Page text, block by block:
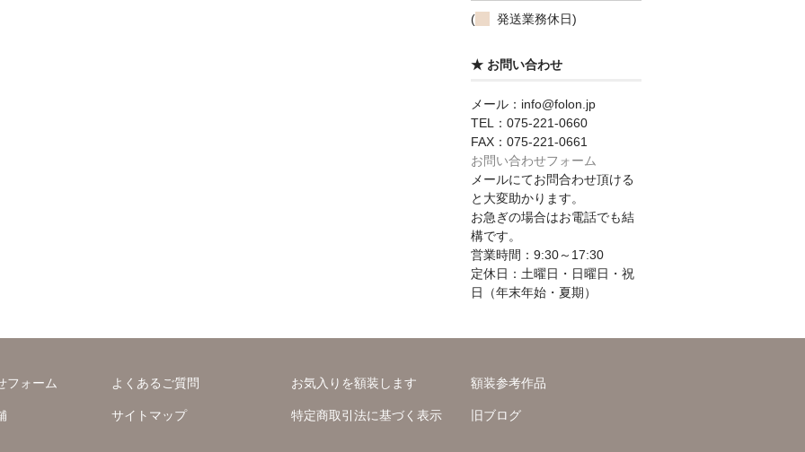
(
発送業務休日)
★ お問い合わせ
メール：info@folon.jp
TEL：075-221-0660
FAX：075-221-0661
お問い合わせフォーム
メールにてお問合わせ頂ける
と大変助かります。
お急ぎの場合はお電話でも結
構です。
営業時間：9:30～17:30
定休日：土曜日・日曜日・祝
日（年末年始・夏期）
フォーム よくあるご質問 お気入りを額装します 額装参考作品
サイトマップ 特定商取引法に基づく表示 旧ブログ